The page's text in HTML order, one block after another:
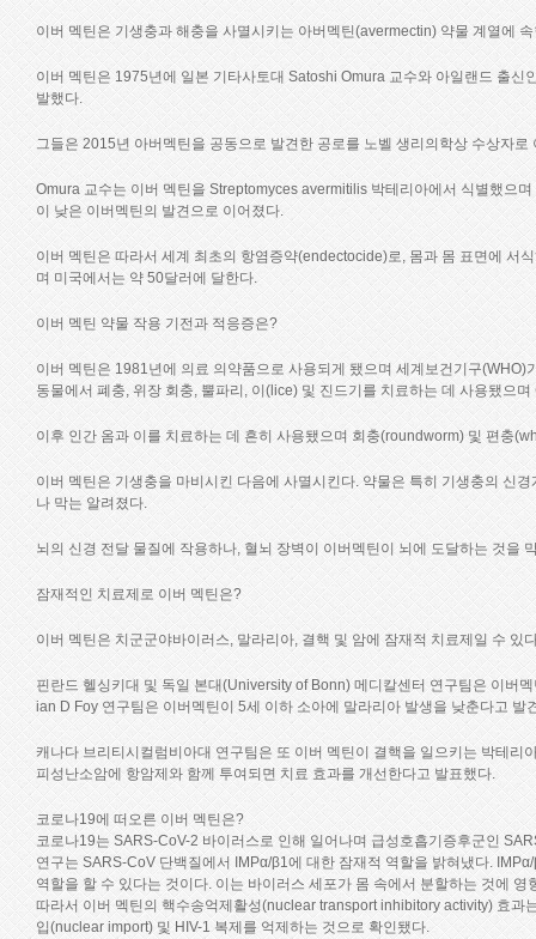
이버 멕틴은 기생충과 해충을 사멸시키는 아버멕틴(avermectin) 약물 계열에
이버 멕틴은 1975년에 일본 기타사토대 Satoshi Omura 교수와 아일랜드 출
발했다.
그들은 2015년 아버멕틴을 공동으로 발견한 공로를 노벨 생리의학상 수상자로
Omura 교수는 이버 멕틴을 Streptomyces avermitilis 박테리아에서 식별했으
이 낮은 이버멕틴의 발견으로 이어졌다.
이버 멕틴은 따라서 세계 최초의 항염증약(endectocide)로, 몸과 몸 표면에 서
며 미국에서는 약 50달러에 달한다.
이버 멕틴 약물 작용 기전과 적응증은?
이버 멕틴은 1981년에 의료 의약품으로 사용되게 됐으며 세계보건기구
동물에서 폐충, 위장 회충, 뿔파리, 이(lice) 및 진드기를 치료하는 데 사용됐으
이후 인간 옴과 이를 치료하는 데 흔히 사용됐으며 회충(roundworm) 및 편충
이버 멕틴은 기생충을 마비시킨 다음에 사멸시킨다. 약물은 특히 기생충의 신
나 막는 알려졌다.
뇌의 신경 전달 물질에 작용하나, 혈뇌 장벽이 이버멕틴이 뇌에 도달하는 것을
잠재적인 치료제로 이버 멕틴은?
이버 멕틴은 치군군야바이러스, 말라리아, 결핵 및 암에 잠재적 치료제일 수 있
핀란드 헬싱키대 및 독일 본대(University of Bonn) 메디칼센터 연구팀은 이버
ian D Foy 연구팀은 이버멕틴이 5세 이하 소아에 말라리아 발생을 낮춘다고 발
캐나다 브리티시컬럼비아대 연구팀은 또 이버 멕틴이 결핵을 일으키는 박테
피성난소암에 항암제와 함께 투여되면 치료 효과를 개선한다고 발표했다.
코로나19에 떠오른 이버 멕틴은?
코로나19는 SARS-CoV-2 바이러스로 인해 일어나며 급성호흡기증후군인
연구는 SARS-CoV 단백질에서 IMPα/β1에 대한 잠재적 역할을 밝혀냈다.
역할을 할 수 있다는 것이다. 이는 바이러스 세포가 몸 속에서 분할하는 것에
따라서 이버 멕틴의 핵수송억제활성(nuclear transport inhibitory activity) 효
입(nuclear import) 및 HIV-1 복제를 억제하는 것으로 확인됐다.